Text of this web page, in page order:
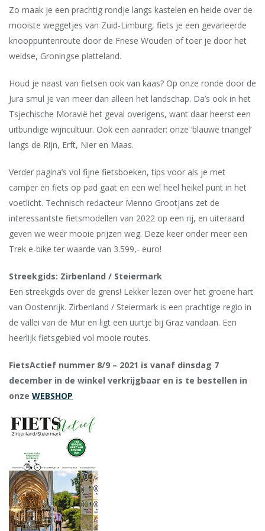
Zo maak je een prachtig rondje langs kastelen en heide over de
mooiste weggetjes van Zuid-Limburg, fiets je een gevarieerde
knooppuntenroute door de Friese Wouden of toer je door het
weidse, Groningse platteland.
Houd je naast van fietsen ook van kaas? Op onze ronde door de
Jura smul je van meer dan alleen het landschap. Da’s ook in het
Tsjechische Moravië het geval overigens, want daar heerst een
uitbundige wijncultuur. Ook een aanrader: onze ‘blauwe triangel’
langs de Rijn, Erft, Nier en Maas.
Verder pagina’s vol fijne fietsboeken, tips voor als je met
camper en fiets op pad gaat en een wel heel heikel punt in het
voetlicht. Technisch redacteur Menno Grootjans zet de
interessantste fietsmodellen van 2022 op een rij, en uiteraard
geven we weer mooie prijzen weg. Deze keer onder meer een
Trek e-bike ter waarde van 3.599,- euro!
Streekgids: Zirbenland / Steiermark
Een streekgids over de grens! Lekker lezen over het groene hart
van Oostenrijk. Zirbenland / Steiermark is een prachtige regio in
de vallei van de Mur en ligt een uurtje bij Graz vandaan. Een
heerlijk fietsgebied vol mooie routes.
FietsActief nummer 8/9 – 2021 is vanaf dinsdag 7
december in de winkel verkrijgbaar en is te bestellen in
onze WEBSHOP